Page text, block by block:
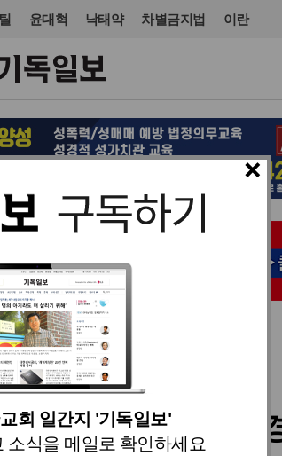
윤대혁 낙태약 차별금지법 이란
×
회 일간지 '기독일보'
소식을 메일로 확인하세요
입력 2021. 11. 02 14:49
때 읽어야 할 성